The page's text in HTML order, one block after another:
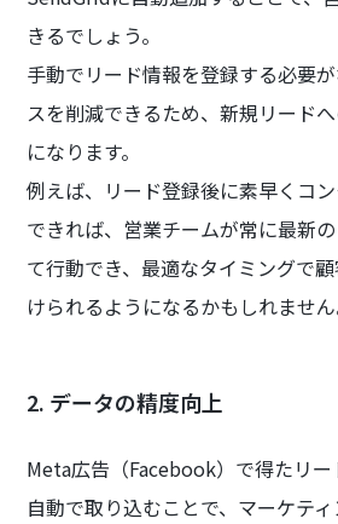
きるでしょう。
手動でリード情報を登録する必要
スを削減できるため、新規リード
になります。
例えば、リード登録後に素早くコ
できれば、営業チームが常に最新
て行動でき、最適なタイミングで
けられるようになるかもしれません
2. データの精度向上
Meta広告（Facebook）で得たリ
自動で取り込むことで、マーケテ